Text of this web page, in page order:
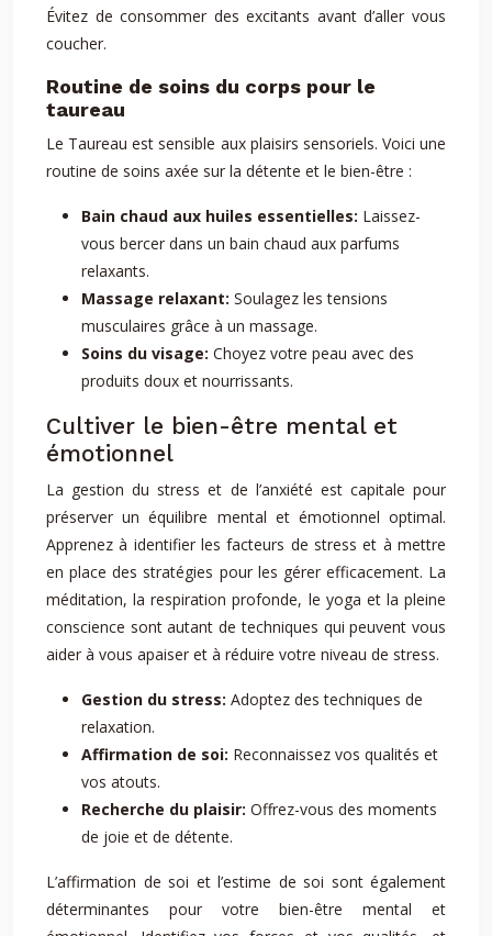
Évitez de consommer des excitants avant d’aller vous
coucher.
Routine de soins du corps pour le
taureau
Le Taureau est sensible aux plaisirs sensoriels. Voici une
routine de soins axée sur la détente et le bien-être :
Bain chaud aux huiles essentielles: Laissez-
vous bercer dans un bain chaud aux parfums
relaxants.
Massage relaxant: Soulagez les tensions
musculaires grâce à un massage.
Soins du visage: Choyez votre peau avec des
produits doux et nourrissants.
Cultiver le bien-être mental et
émotionnel
La gestion du stress et de l’anxiété est capitale pour
préserver un équilibre mental et émotionnel optimal.
Apprenez à identifier les facteurs de stress et à mettre
en place des stratégies pour les gérer efficacement. La
méditation, la respiration profonde, le yoga et la pleine
conscience sont autant de techniques qui peuvent vous
aider à vous apaiser et à réduire votre niveau de stress.
Gestion du stress: Adoptez des techniques de
relaxation.
Affirmation de soi: Reconnaissez vos qualités et
vos atouts.
Recherche du plaisir: Offrez-vous des moments
de joie et de détente.
L’affirmation de soi et l’estime de soi sont également
déterminantes pour votre bien-être mental et